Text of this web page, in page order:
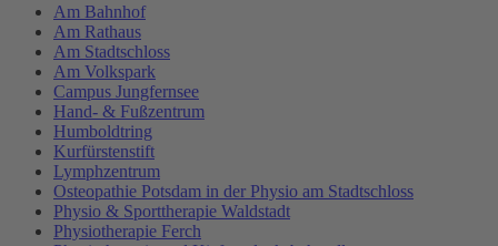
Am Bahnhof
Am Rathaus
Am Stadtschloss
Am Volkspark
Campus Jungfernsee
Hand- & Fußzentrum
Humboldtring
Kurfürstenstift
Lymphzentrum
Osteopathie Potsdam in der Physio am Stadtschloss
Physio & Sporttherapie Waldstadt
Physiotherapie Ferch